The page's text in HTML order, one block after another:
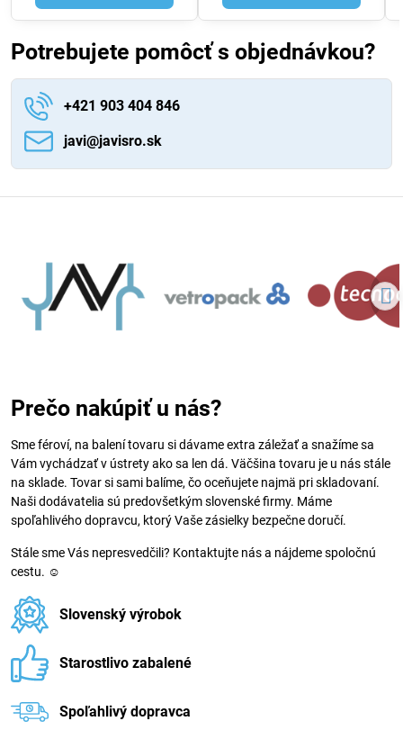
Potrebujete pomôcť s objednávkou?
+421 903 404 846
javi​@javisro​.sk
Prečo nakúpiť u nás?
Sme féroví, na balení tovaru si dávame extra záležať a snažíme sa
Vám vychádzať v ústrety ako sa len dá. Väčšina tovaru je u nás stále
na sklade. Tovar si sami balíme, čo oceňujete najmä pri skladovaní.
Naši dodávatelia sú predovšetkým slovenské firmy. Máme
spoľahlivého dopravcu, ktorý Vaše zásielky bezpečne doručí.
Stále sme Vás nepresvedčili? Kontaktujte nás a nájdeme spoločnú
cestu. ☺
Slovenský výrobok
Starostlivo zabalené
Spoľahlivý dopravca